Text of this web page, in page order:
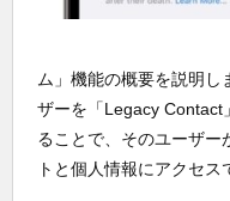
ム」機能の概要を説明し
ザーを「Legacy Contact
ることで、そのユーザー
トと個人情報にアクセス